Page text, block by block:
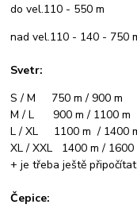
do vel.110 - 550 m
nad vel.110 - 140 - 750
Svetr:
S / M 750 m / 900 m
M / L 900 m / 1100 m
L / XL 1100 m / 1400
XL / XXL 1400 m / 1600
+ je třeba ještě
Čepice: